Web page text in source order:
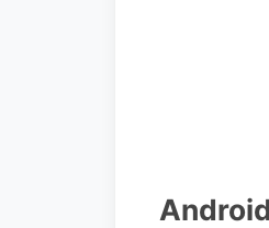
Android